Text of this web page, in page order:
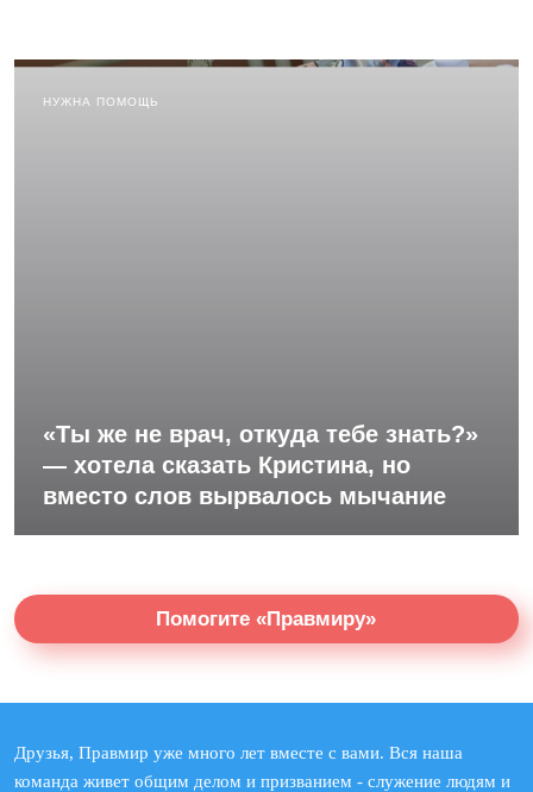
НУЖНА ПОМОЩЬ
«Ты же не врач, откуда тебе знать?»
— хотела сказать Кристина, но
вместо слов вырвалось мычание
Помогите «Правмиру»
Друзья, Правмир уже много лет вместе с вами. Вся наша
команда живет общим делом и призванием - служение людям и